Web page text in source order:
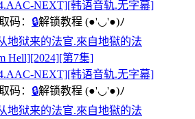
NEXT][韩语音轨.无字幕]
码： 🔒解锁教程 (●'◡'●)ﾉ
地狱来的法官.來自地獄的法
Hell][2024][第7集]
NEXT][韩语音轨.无字幕]
码： 🔒解锁教程 (●'◡'●)ﾉ
地狱来的法官.來自地獄的法